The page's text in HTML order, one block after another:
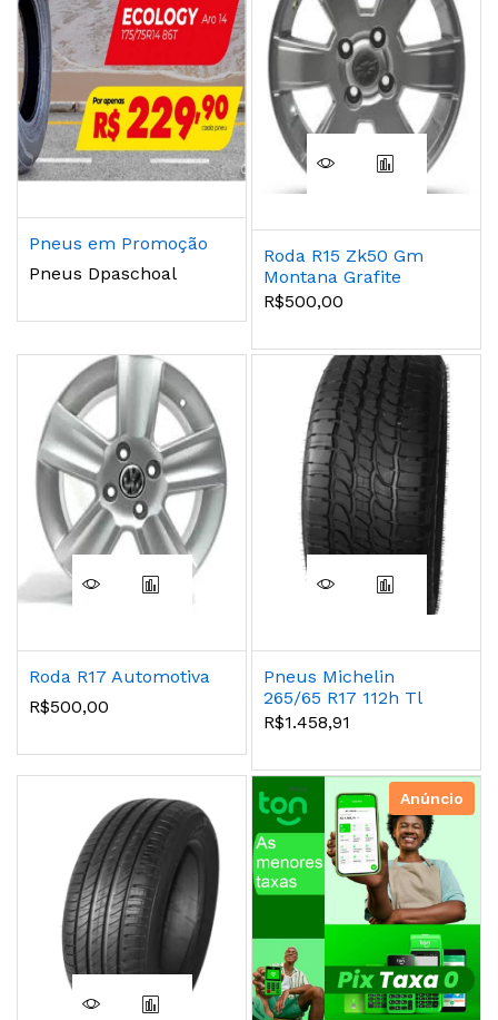
Pneus em Promoção
Pneus Dpaschoal
Roda R15 Zk50 Gm
Montana Grafite
Fosca
R$500,00
Roda R17 Automotiva
R$500,00
Pneus Michelin
265/65 R17 112h Tl
Ltx Force
R$1.458,91
Anúncio